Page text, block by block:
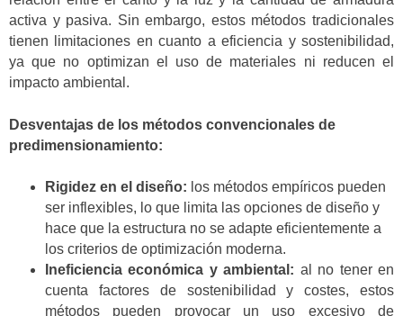
activa y pasiva. Sin embargo, estos métodos tradicionales
tienen limitaciones en cuanto a eficiencia y sostenibilidad,
ya que no optimizan el uso de materiales ni reducen el
impacto ambiental.
Desventajas de los métodos convencionales de
predimensionamiento:
Rigidez en el diseño: los métodos empíricos pueden
ser inflexibles, lo que limita las opciones de diseño y
hace que la estructura no se adapte eficientemente a
los criterios de optimización moderna.
Ineficiencia económica y ambiental: al no tener en
cuenta factores de sostenibilidad y costes, estos
métodos pueden provocar un uso excesivo de